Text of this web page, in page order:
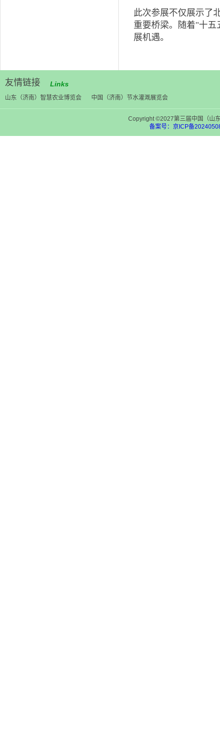
此次参展不仅展示了
重要桥梁。随着"十
展机遇。
友情链接 Links
山东（济南）智慧农业博览会 中国（济南）节水灌溉展览会
Copyright ©2027第三届中国（山
备案号：京ICP备